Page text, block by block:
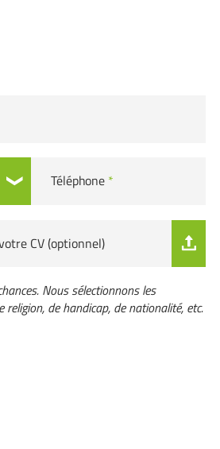
Téléphone *
CV (optionnel)
Nous sélectionnons les
de handicap, de nationalité, etc.